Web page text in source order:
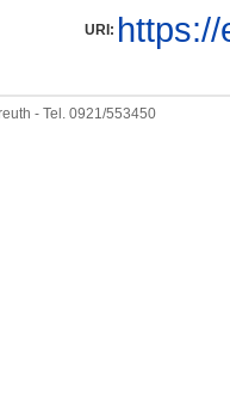
URI:
- Tel. 0921/553450